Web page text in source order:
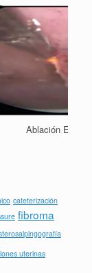
Ablación
cateterización
fibroma
uterinas